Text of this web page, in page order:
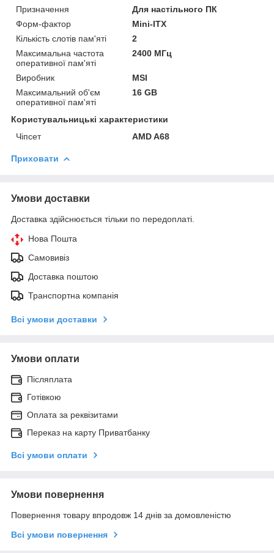
Призначення
Для настільного ПК
Форм-фактор
Mini-ITX
Кількість слотів пам'яті
2
Максимальна частота
оперативної пам'яті
2400 МГц
Виробник
MSI
Максимальний об'єм
оперативної пам'яті
16 GB
Користувальницькі характеристики
Чіпсет
AMD A68
Приховати
Умови доставки
Доставка здійснюється тільки по передоплаті.
Нова Пошта
Самовивіз
Доставка поштою
Транспортна компанія
Всі умови доставки
Умови оплати
Післяплата
Готівкою
Оплата за реквізитами
Переказ на карту Приватбанку
Всі умови оплати
Умови повернення
Повернення товару впродовж 14 днів за домовленістю
Всі умови повернення